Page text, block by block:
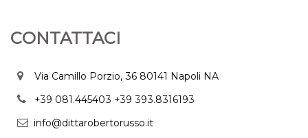
CONTATTACI
Via Camillo Porzio, 36 80141 Napoli NA
+39 081.445403 +39 393.8316193
info@dittarobertorusso.it